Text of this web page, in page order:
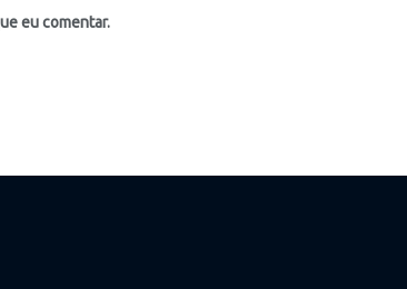
eu comentar.